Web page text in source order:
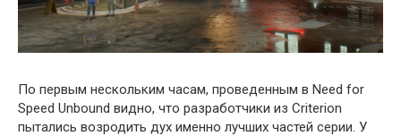
По первым нескольким часам, проведенным в Need for
Speed Unbound видно, что разработчики из Criterion
пытались возродить дух именно лучших частей серии. У